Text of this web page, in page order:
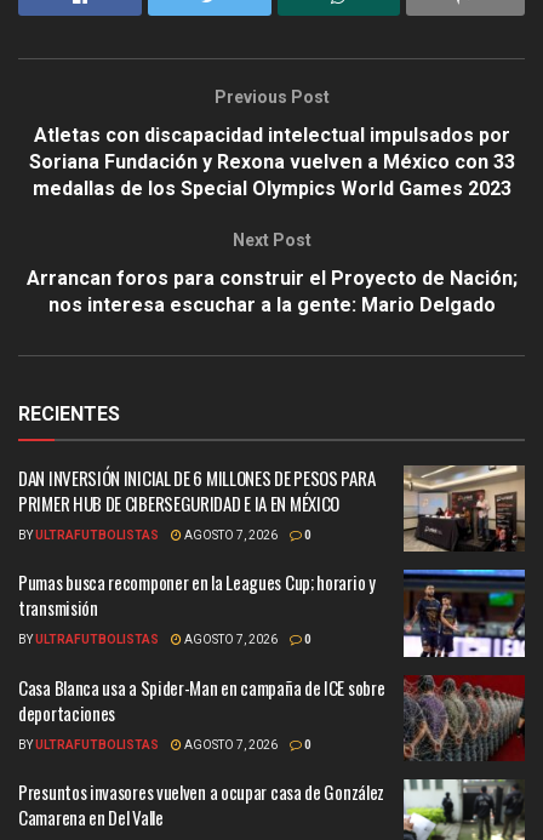
Previous Post
Atletas con discapacidad intelectual impulsados por
Soriana Fundación y Rexona vuelven a México con 33
medallas de los Special Olympics World Games 2023
Next Post
Arrancan foros para construir el Proyecto de Nación;
nos interesa escuchar a la gente: Mario Delgado
RECIENTES
DAN INVERSIÓN INICIAL DE 6 MILLONES DE PESOS PARA
PRIMER HUB DE CIBERSEGURIDAD E IA EN MÉXICO
BYULTRAFUTBOLISTAS AGOSTO 7, 2026 0
Pumas busca recomponer en la Leagues Cup; horario y
transmisión
BYULTRAFUTBOLISTAS AGOSTO 7, 2026 0
Casa Blanca usa a Spider-Man en campaña de ICE sobre
deportaciones
BYULTRAFUTBOLISTAS AGOSTO 7, 2026 0
Presuntos invasores vuelven a ocupar casa de González
Camarena en Del Valle